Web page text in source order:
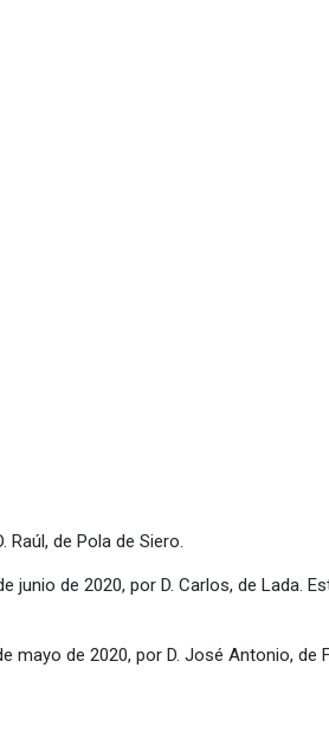
de Pola de Siero.
junio de 2020, por D. Carlos, de Lada.
mayo de 2020, por D. José Antonio, de